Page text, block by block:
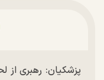
پزشکیان: رهبری